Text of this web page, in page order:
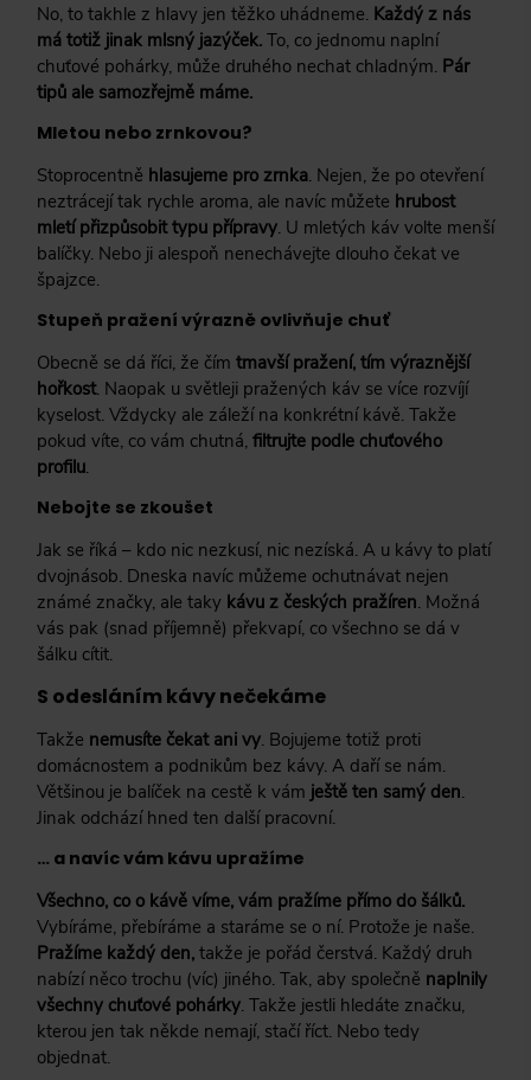
No, to takhle z hlavy jen těžko uhádneme. Každý z nás
má totiž jinak mlsný jazýček. To, co jednomu naplní
chuťové pohárky, může druhého nechat chladným. Pár
tipů ale samozřejmě máme.
Mletou nebo zrnkovou?
Stoprocentně hlasujeme pro zrnka. Nejen, že po otevření
neztrácejí tak rychle aroma, ale navíc můžete hrubost
mletí přizpůsobit typu přípravy. U mletých káv volte menší
balíčky. Nebo ji alespoň nenechávejte dlouho čekat ve
špajzce.
Stupeň pražení výrazně ovlivňuje chuť
Obecně se dá říci, že čím tmavší pražení, tím výraznější
hořkost. Naopak u světleji pražených káv se více rozvíjí
kyselost. Vždycky ale záleží na konkrétní kávě. Takže
pokud víte, co vám chutná, filtrujte podle chuťového
profilu.
Nebojte se zkoušet
Jak se říká – kdo nic nezkusí, nic nezíská. A u kávy to platí
dvojnásob. Dneska navíc můžeme ochutnávat nejen
známé značky, ale taky kávu z českých pražíren. Možná
vás pak (snad příjemně) překvapí, co všechno se dá v
šálku cítit.
S odesláním kávy nečekáme
Takže nemusíte čekat ani vy. Bojujeme totiž proti
domácnostem a podnikům bez kávy. A daří se nám.
Většinou je balíček na cestě k vám ještě ten samý den.
Jinak odchází hned ten další pracovní.
… a navíc vám kávu upražíme
Všechno, co o kávě víme, vám pražíme přímo do šálků.
Vybíráme, přebíráme a staráme se o ní. Protože je naše.
Pražíme každý den, takže je pořád čerstvá. Každý druh
nabízí něco trochu (víc) jiného. Tak, aby společně naplnily
všechny chuťové pohárky. Takže jestli hledáte značku,
kterou jen tak někde nemají, stačí říct. Nebo tedy
objednat.